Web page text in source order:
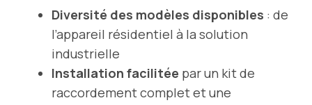
Diversité des modèles disponibles : de
l’appareil résidentiel à la solution
industrielle
Installation facilitée par un kit de
raccordement complet et une